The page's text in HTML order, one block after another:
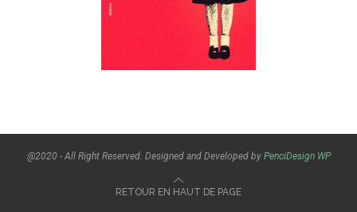
@2020 - All Right Reserved. Designed and Developed by PenciDesign WP
RETOUR EN HAUT DE PAGE